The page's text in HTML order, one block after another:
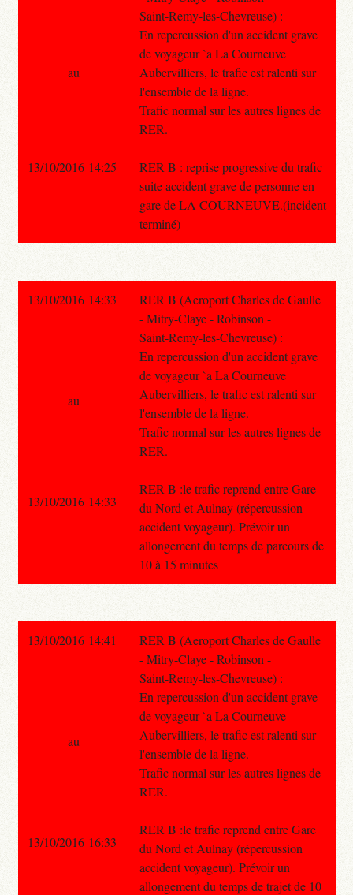
Saint-Remy-les-Chevreuse) :
En repercussion d'un accident grave
de voyageur `a La Courneuve
Aubervilliers, le trafic est ralenti sur
l'ensemble de la ligne.
Trafic normal sur les autres lignes de
RER.
RER B : reprise progressive du trafic
suite accident grave de personne en
gare de LA COURNEUVE.(incident
terminé)
au
13/10/2016 14:25
13/10/2016 14:33
RER B (Aeroport Charles de Gaulle
- Mitry-Claye - Robinson -
Saint-Remy-les-Chevreuse) :
En repercussion d'un accident grave
de voyageur `a La Courneuve
Aubervilliers, le trafic est ralenti sur
l'ensemble de la ligne.
Trafic normal sur les autres lignes de
RER.
RER B :le trafic reprend entre Gare
du Nord et Aulnay (répercussion
accident voyageur). Prévoir un
allongement du temps de parcours de
10 à 15 minutes
au
13/10/2016 14:33
13/10/2016 14:41
RER B (Aeroport Charles de Gaulle
- Mitry-Claye - Robinson -
Saint-Remy-les-Chevreuse) :
En repercussion d'un accident grave
de voyageur `a La Courneuve
Aubervilliers, le trafic est ralenti sur
l'ensemble de la ligne.
Trafic normal sur les autres lignes de
RER.
RER B :le trafic reprend entre Gare
du Nord et Aulnay (répercussion
accident voyageur). Prévoir un
allongement du temps de trajet de 10
au
13/10/2016 16:33